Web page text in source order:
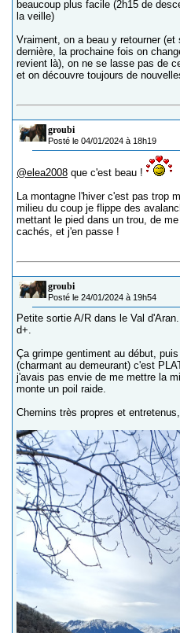
beaucoup plus facile (2h15 de
la veille)
Vraiment, on a beau y retourner
dernière, la prochaine fois on
revient là), on ne se lasse pas de
et on découvre toujours de
groubi
Posté le 04/01/2024 à 18h19
@elea2008 que c'est beau !
La montagne l'hiver c'est pas trop
milieu du coup je flippe des
mettant le pied dans un trou, de
cachés, et j'en passe !
groubi
Posté le 24/01/2024 à 19h54
Petite sortie A/R dans le Val
d+.
Ça grimpe gentiment au début,
(charmant au demeurant) c'est
j'avais pas envie de me mettre la
monte un poil raide.
Chemins très propres et